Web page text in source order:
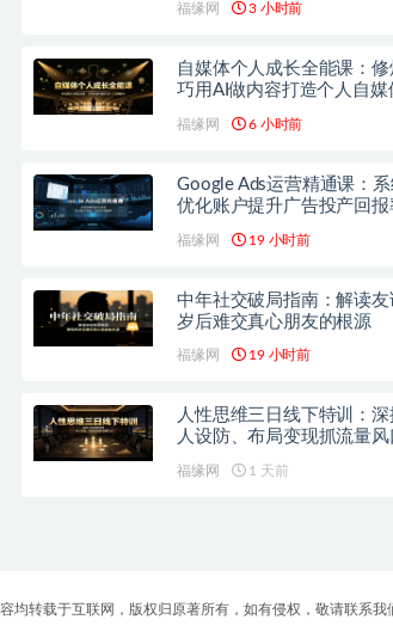
福缘网 3 小时前
自媒体个人成长全能课：修
巧用AI做内容打造个人自媒
福缘网 6 小时前
Google Ads运营精通课：
优化账户提升广告投产回报
福缘网 19 小时前
中年社交破局指南：解读
岁后难交真心朋友的根源
福缘网 19 小时前
人性思维三日线下特训：
人设防、布局变现抓流量风
福缘网 1 天前
容均转载于互联网，版权归原著所有，如有侵权，敬请联系我